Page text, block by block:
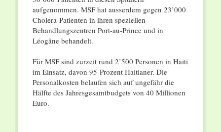
aufgenommen. MSF hat ausserdem gegen 23’000
Cholera-Patienten in ihren speziellen
Behandlungszentren Port-au-Prince und in
Léogâne behandelt.
Für MSF sind zurzeit rund 2’500 Personen in Haiti
im Einsatz, davon 95 Prozent Haitianer. Die
Personalkosten belaufen sich auf ungefähr die
Hälfte des Jahresgesamtbudgets von 40 Millionen
Euro.